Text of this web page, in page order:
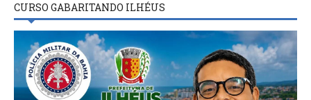
CURSO GABARITANDO ILHÉUS